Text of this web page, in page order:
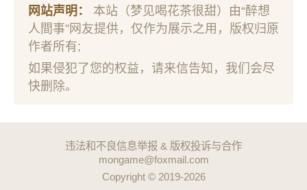
网站声明：
本站（梦见喝花茶很甜）由“醉想
人間事”网友提供，仅作为展示之用，版权归原
作者所有;
如果侵犯了您的权益，请来信告知，我们会尽
快删除。
违法和不良信息举报 & 版权投诉与合作
mongame@foxmail.com
Copyright © 2019-2026